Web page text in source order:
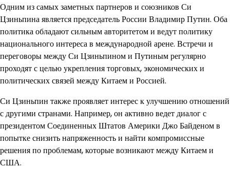
Одним из самых заметных партнеров и союзников Си
Цзиньпина является председатель России Владимир Путин. Оба
политика обладают сильным авторитетом и ведут политику
национального интереса в международной арене. Встречи и
переговоры между Си Цзиньпином и Путиным регулярно
проходят с целью укрепления торговых, экономических и
политических связей между Китаем и Россией.
Си Цзиньпин также проявляет интерес к улучшению отношений
с другими странами. Например, он активно ведет диалог с
президентом Соединенных Штатов Америки Джо Байденом в
попытке снизить напряженность и найти компромиссные
решения по проблемам, которые возникают между Китаем и
США.